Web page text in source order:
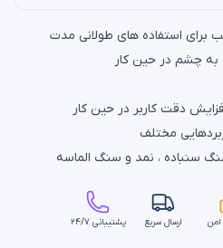
چشم در حین کار
دقت کاربر در حین کار
سنباده ، نمد و سنگ الماسه
امن ارسال سریع پشتیبانی ۲۴/۷